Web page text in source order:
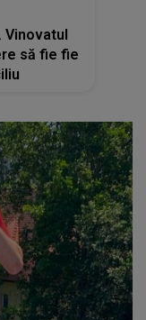
Vinovatul
să fie fie